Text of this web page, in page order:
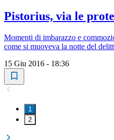
Pistorius, via le
Momenti di imbarazzo e
come si muoveva la notte del
15 Giu 2016 - 18:36
1
2